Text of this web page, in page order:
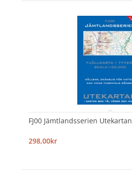
FJ00 Jämtlandsserien Utekartan
298,00kr